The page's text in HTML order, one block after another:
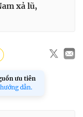
xả lũ,
ưu tiên
dẫn.